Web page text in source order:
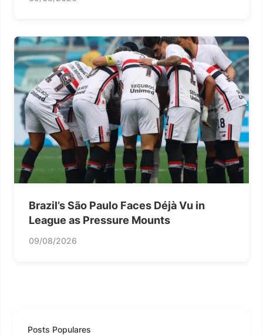
Brazil’s São Paulo Faces Déjà Vu in
League as Pressure Mounts
09/08/2026
Posts Populares